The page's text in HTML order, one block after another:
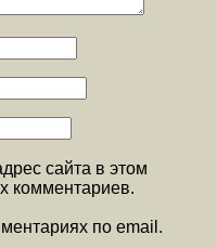
сайта в этом
комментариев.
по email.